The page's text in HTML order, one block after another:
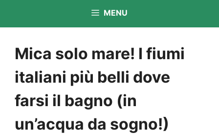
MENU
Mica solo mare! I fiumi
italiani più belli dove
farsi il bagno (in
un’acqua da sogno!)